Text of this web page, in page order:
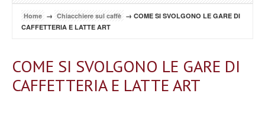
Home → Chiacchiere sul caffè → COME SI SVOLGONO LE GARE DI
CAFFETTERIA E LATTE ART
COME SI SVOLGONO LE GARE DI
CAFFETTERIA E LATTE ART